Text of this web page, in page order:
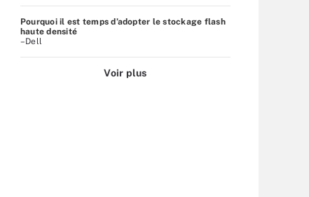
Pourquoi il est temps d’adopter le stockage flash
haute densité
–Dell
Voir plus